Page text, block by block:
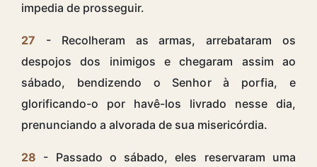
impedia de prosseguir.
27 - Recolheram as armas, arrebataram os
despojos dos inimigos e chegaram assim ao
sábado, bendizendo o Senhor à porfia, e
glorificando-o por havê-los livrado nesse dia,
prenunciando a alvorada de sua misericórdia.
28 - Passado o sábado, eles reservaram uma